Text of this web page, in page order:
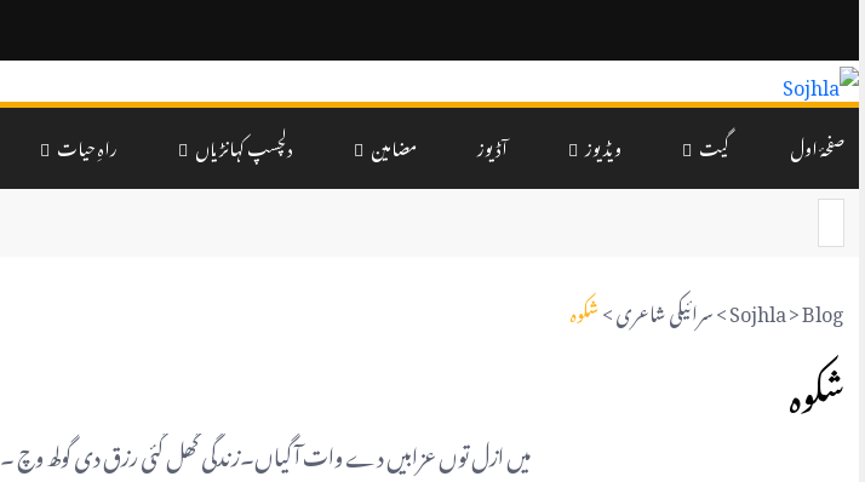
صفحۂ اول گیت ویڈیوز آڈیوز مضامین دلچسپ کہانڑیاں راہِ حیات
Sojhla>Blog
>سرائیکی شاعری>شکوہ
شکوہ
میں ازل توں عزابیں دے وات آ گیاں۔زندگی گھل گئی رزق دی گولھ وچ ۔